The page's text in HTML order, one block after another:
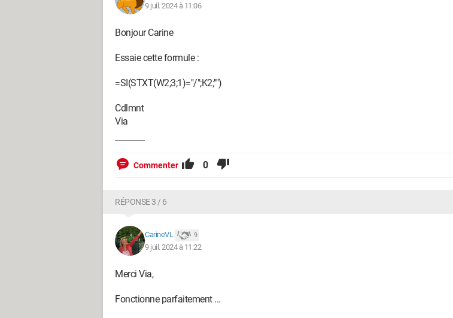
9 juil. 2024 à 11:06
Bonjour Carine
Essaie cette formule :
=SI(STXT(W2;3;1)="/";K2;"")
Cdlmnt
Via
Commenter 0
RÉPONSE 3 / 6
CarineVL 9
9 juil. 2024 à 11:22
Merci Via,
Fonctionne parfaitement ...